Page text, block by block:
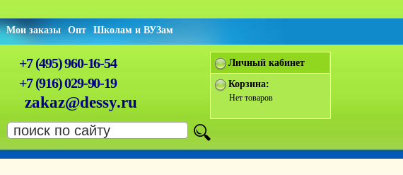
Мои заказы Опт Школам и ВУЗам
+7 (495) 960-16-54
+7 (916) 029-90-19
zakaz@dessy.ru
Личный кабинет
Корзина:
Нет товаров